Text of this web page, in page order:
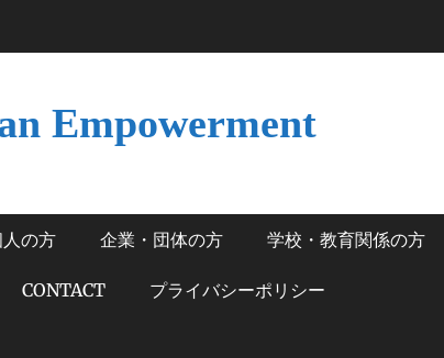
Empowerment
の方 企業・団体の方 学校・教育関係の方
CONTACT プライバシーポリシー